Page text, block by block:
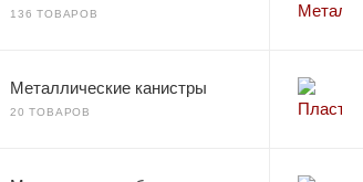
136 ТОВАРОВ
Металлические канистры
20 ТОВАРОВ